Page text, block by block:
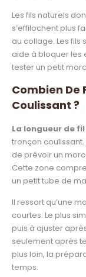
Les fils naturels
s’effilochent plus
au collage. Les
aide à bloquer les
tester un petit
Combien De
Coulissant ?
La longueur de fil
tronçon
de prévoir un
Cette zone
un petit tube de
Il ressort qu’une
courtes. Le plus
puis à ajuster
seulement après
plus loin, la
temps.